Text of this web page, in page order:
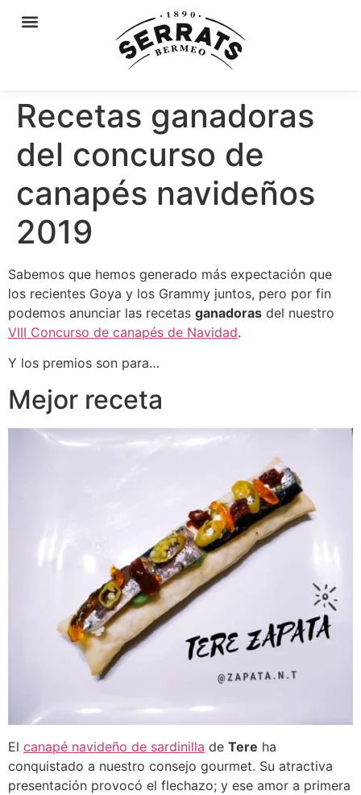
Recetas ganadoras
del concurso de
canapés navideños
2019
Sabemos que hemos generado más expectación que
los recientes Goya y los Grammy juntos, pero por fin
podemos anunciar las recetas ganadoras del nuestro
VIII Concurso de canapés de Navidad.
Y los premios son para…
Mejor receta
El canapé navideño de sardinilla de Tere ha
conquistado a nuestro consejo gourmet. Su atractiva
presentación provocó el flechazo; y ese amor a primera